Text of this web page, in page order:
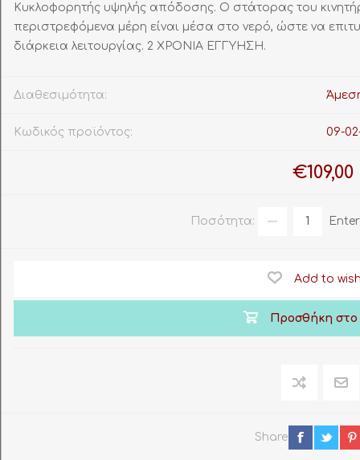
Κυκλοφορητής υψηλής απόδοσης. Ο στάτορας του
περιστρεφόμενα μέρη είναι μέσα στο νερό, ώστε να
διάρκεια λειτουργίας. 2 ΧΡΟΝΙΑ ΕΓΓΥΗΣΗ.
Διαθεσιμότητα:
Κωδικός προϊόντος: 09-
€109,00
Ποσότητα:
Add to
Προσθήκη στο
Share